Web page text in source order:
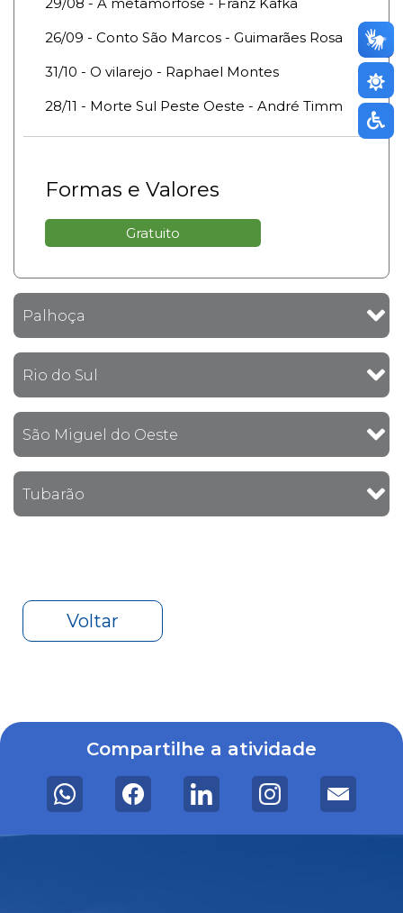
29/08 - A metamorfose - Franz Kafka
26/09 - Conto São Marcos - Guimarães Rosa
31/10 - O vilarejo - Raphael Montes
28/11 - Morte Sul Peste Oeste - André Timm
Formas e Valores
Gratuito
Palhoça
Rio do Sul
São Miguel do Oeste
Tubarão
Voltar
Compartilhe a atividade